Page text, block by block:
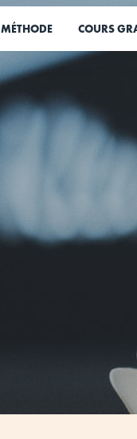
MÉTHODE COURS